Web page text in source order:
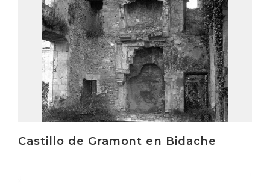
Castillo de Gramont en Bidache